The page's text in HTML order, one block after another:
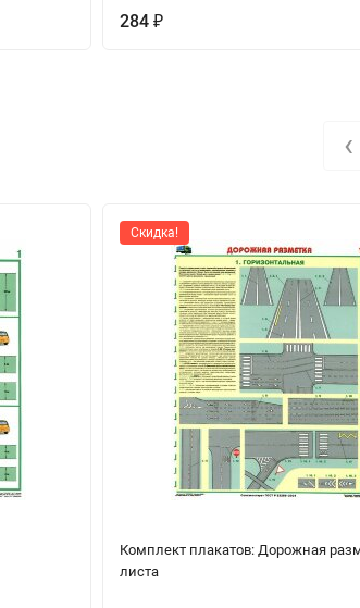
284₽
Скидка!
Комплект плакатов: Дорожная
листа
‹